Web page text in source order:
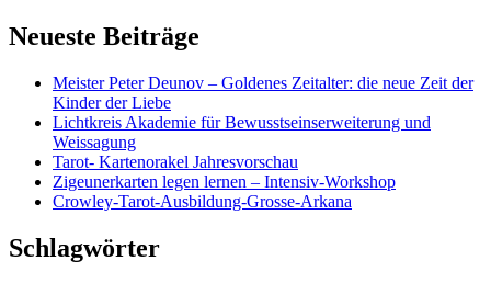
Neueste Beiträge
Meister Peter Deunov – Goldenes Zeitalter: die neue Zeit der
Kinder der Liebe
Lichtkreis Akademie für Bewusstseinserweiterung und
Weissagung
Tarot- Kartenorakel Jahresvorschau
Zigeunerkarten legen lernen – Intensiv-Workshop
Crowley-Tarot-Ausbildung-Grosse-Arkana
Schlagwörter